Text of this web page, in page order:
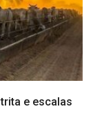
e escalas